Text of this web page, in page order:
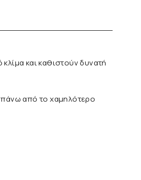
και καθιστούν δυνατή
πάνω από το χαμηλότερο